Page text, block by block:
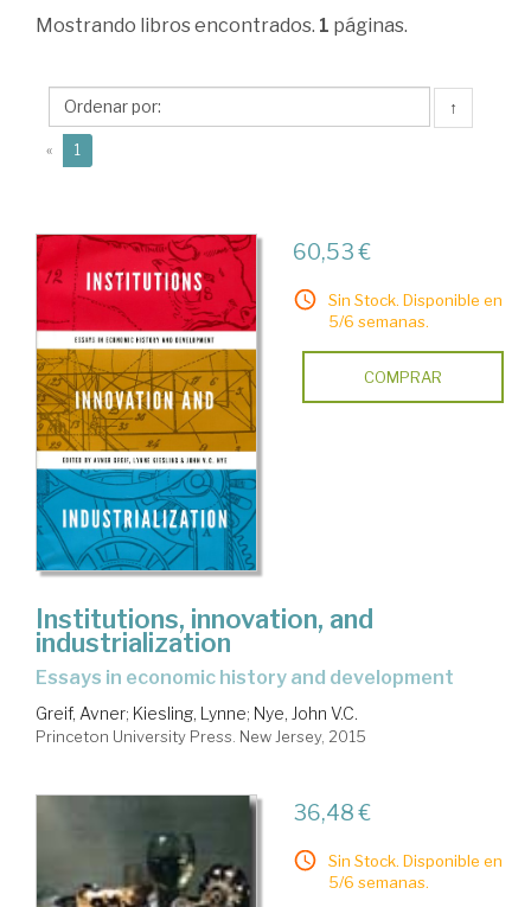
Nye,
V.C.
Mostrando libros encontrados. 1 páginas.
↑
« 1
60,53 €
Sin Stock. Disponible en
5/6 semanas.
COMPRAR
Institutions, innovation, and
industrialization
essays in economic history and development
Greif, Avner; Kiesling, Lynne; Nye, John V.C.
Princeton University Press. New Jersey, 2015
36,48 €
Sin Stock. Disponible en
5/6 semanas.